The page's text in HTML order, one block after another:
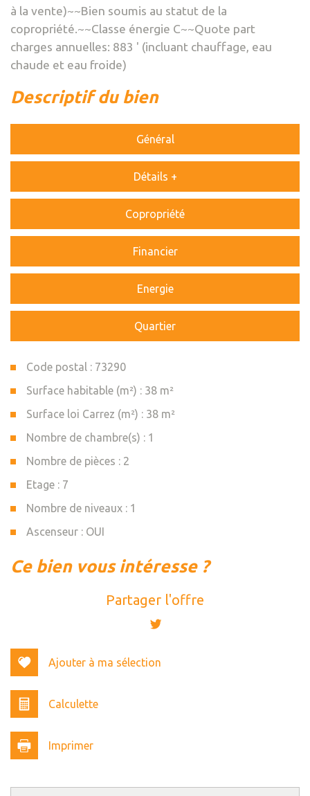
à la vente)~~Bien soumis au statut de la
copropriété.~~Classe énergie C~~Quote part
charges annuelles: 883 ' (incluant chauffage, eau
chaude et eau froide)
descriptif du bien
Général
Détails +
Copropriété
Financier
Energie
Quartier
Code postal : 73290
Surface habitable (m²) : 38 m²
Surface loi Carrez (m²) : 38 m²
Nombre de chambre(s) : 1
Nombre de pièces : 2
Etage : 7
Nombre de niveaux : 1
Ascenseur : OUI
la ville de la motte-servolex
ce bien vous intéresse ?
Partager l'offre
Ajouter à ma sélection
Calculette
Imprimer